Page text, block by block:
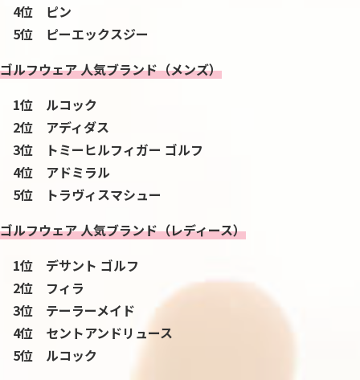
4位 ピン
5位 ピーエックスジー
ゴルフウェア 人気ブランド（メンズ）
1位 ルコック
2位 アディダス
3位 トミーヒルフィガー ゴルフ
4位 アドミラル
5位 トラヴィスマシュー
ゴルフウェア 人気ブランド（レディース）
1位 デサント ゴルフ
2位 フィラ
3位 テーラーメイド
4位 セントアンドリュース
5位 ルコック